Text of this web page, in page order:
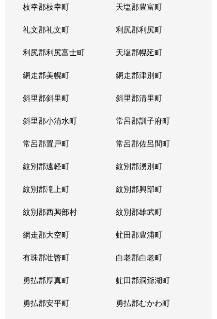
枝幸郡枝幸町 天塩郡豊富町
礼文郡礼文町 利尻郡利尻町
利尻郡利尻富士町 天塩郡幌延町
網走郡美幌町 網走郡津別町
斜里郡斜里町 斜里郡清里町
斜里郡小清水町 常呂郡訓子府町
常呂郡置戸町 常呂郡佐呂間町
紋別郡遠軽町 紋別郡湧別町
紋別郡滝上町 紋別郡興部町
紋別郡西興部村 紋別郡雄武町
網走郡大空町 虻田郡豊浦町
有珠郡壮瞥町 白老郡白老町
勇払郡厚真町 虻田郡洞爺湖町
勇払郡安平町 勇払郡むかわ町